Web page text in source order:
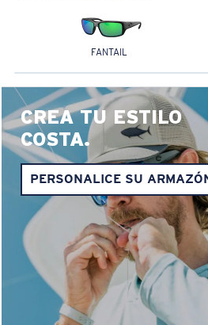
FANTAIL
CREA TU ESTILO
COSTA.
PERSONALICE SU